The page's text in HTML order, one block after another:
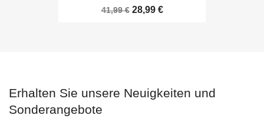
41,99 € 28,99 €
Erhalten Sie unsere Neuigkeiten und
Sonderangebote